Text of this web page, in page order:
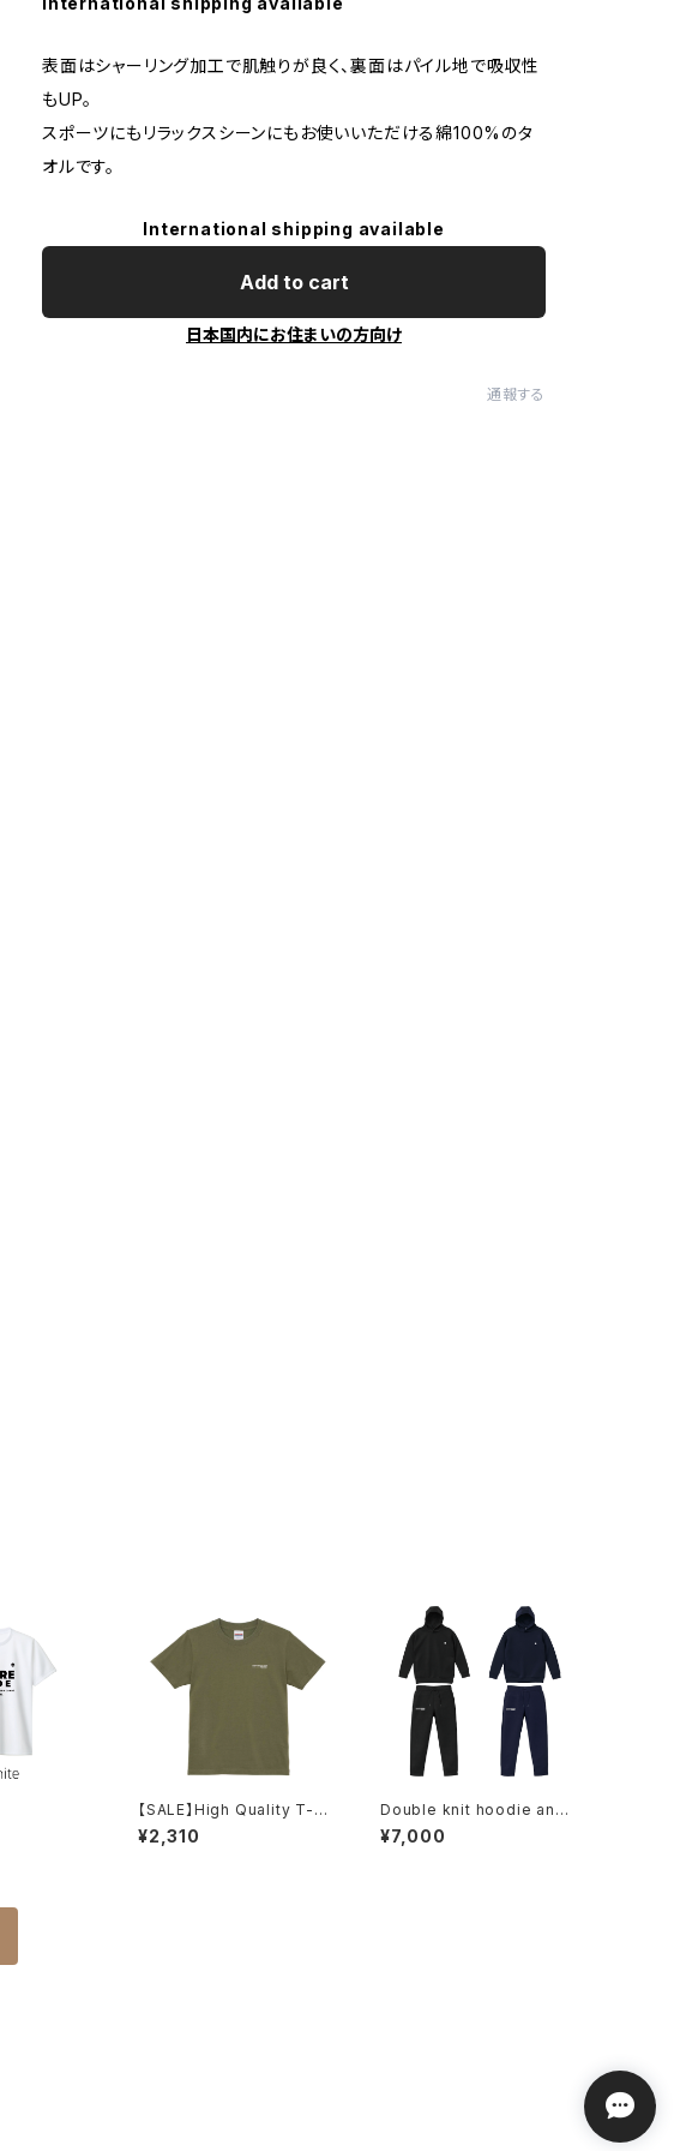
表面はシャーリング加工で肌触りが良く、裏面はパイル地で吸収性
もUP。
スポーツにもリラックスシーンにもお使いいただける綿100%のタ
オルです。
International shipping available
Add to cart
日本国内にお住まいの方向け
通報する
【SALE】High Quality T-sh
irt for Kids
¥2,310
Double knit hoodie and
pants
¥7,000